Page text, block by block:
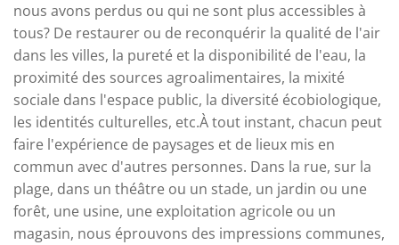
nous avons perdus ou qui ne sont plus accessibles à
tous? De restaurer ou de reconquérir la qualité de l'air
dans les villes, la pureté et la disponibilité de l'eau, la
proximité des sources agroalimentaires, la mixité
sociale dans l'espace public, la diversité écobiologique,
les identités culturelles, etc.À tout instant, chacun peut
faire l'expérience de paysages et de lieux mis en
commun avec d'autres personnes. Dans la rue, sur la
plage, dans un théâtre ou un stade, un jardin ou une
forêt, une usine, une exploitation agricole ou un
magasin, nous éprouvons des impressions communes,